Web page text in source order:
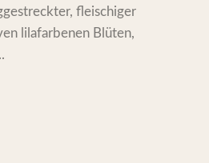
fleischiger
lilafarbenen Blüten,